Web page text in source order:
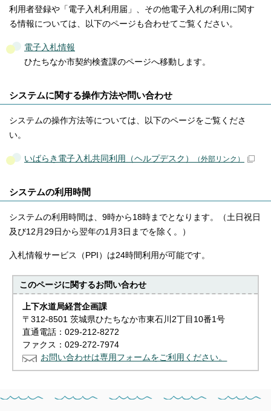
利用者登録や「電子入札利用届」、その他電子入札の利用に関す
る情報については、以下のページも合わせてご覧ください。
電子入札情報
ひたちなか市契約検査課のページへ移動します。
システムに関する操作方法や問い合わせ
システムの操作方法等については、以下のページをご覧くださ
い。
いばらき電子入札共同利用（ヘルプデスク） （外部リンク）
システムの利用時間
システムの利用時間は、9時から18時までとなります。（土日祝日
及び12月29日から翌年の1月3日までを除く。）
入札情報サービス（PPI）は24時間利用が可能です。
このページに関するお問い合わせ
上下水道局経営企画課
〒312-8501 茨城県ひたちなか市東石川2丁目10番1号
直通電話：029-212-8272
ファクス：029-272-7974
お問い合わせは専用フォームをご利用ください。